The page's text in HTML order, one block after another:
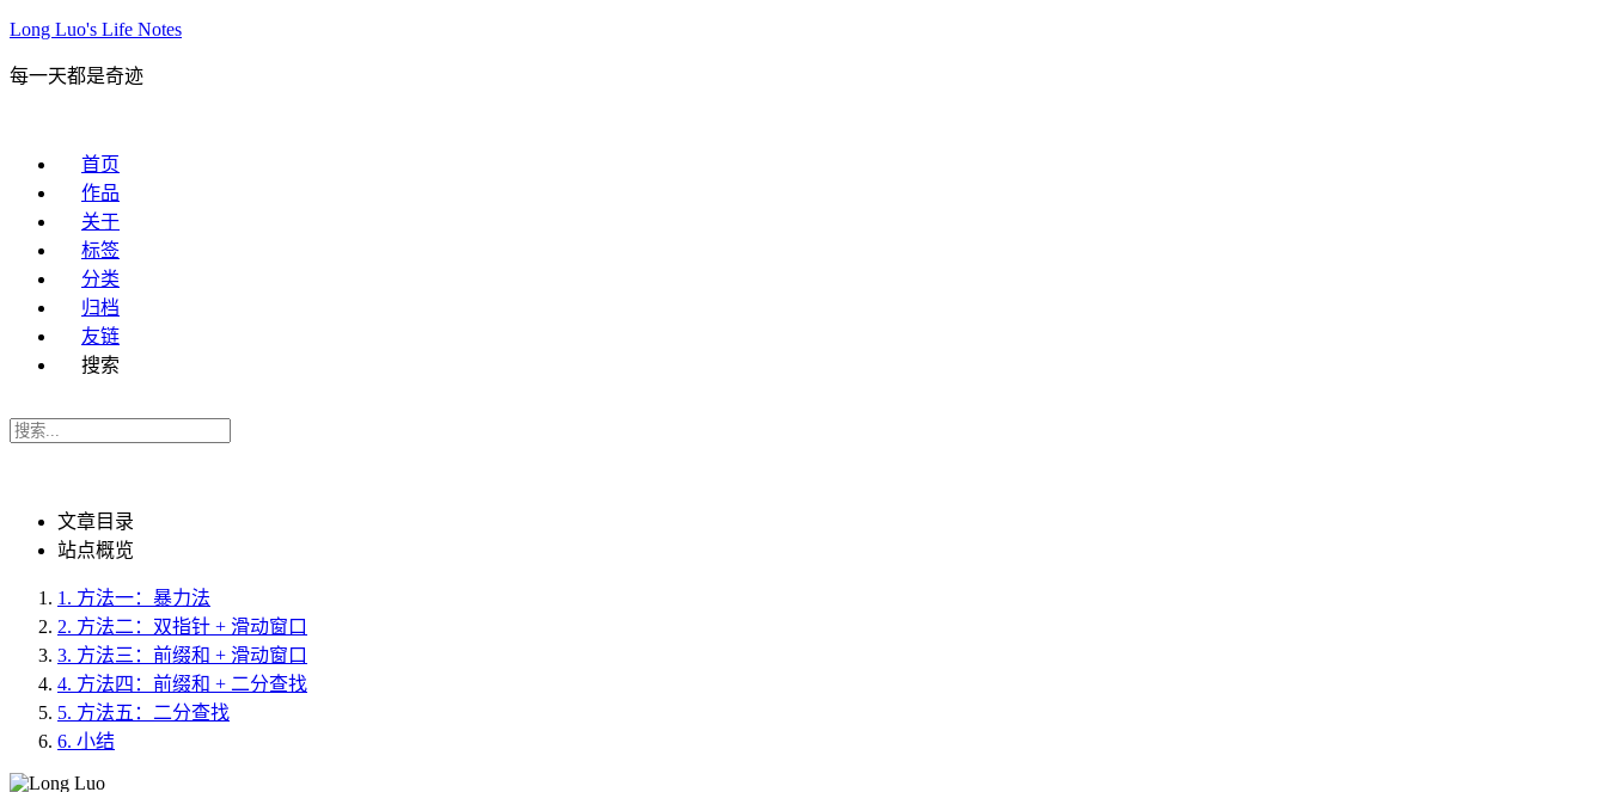
Long Luo's Life Notes
每一天都是奇迹
首页
作品
关于
标签
分类
归档
友链
搜索
文章目录
站点概览
1. 方法一：暴力法
2. 方法二：双指针 + 滑动窗口
3. 方法三：前缀和 + 滑动窗口
4. 方法四：前缀和 + 二分查找
5. 方法五：二分查找
6. 小结